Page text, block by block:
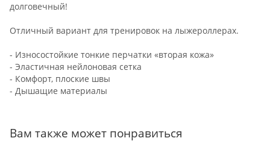
долговечный!
Отличный вариант для тренировок на лыжероллерах.
- Износостойкие тонкие перчатки «вторая кожа»
- Эластичная нейлоновая сетка
- Комфорт, плоские швы
- Дышащие материалы
Вам также может понравиться